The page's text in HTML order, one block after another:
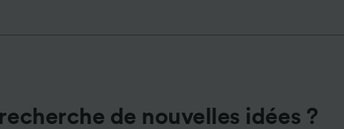
de nouvelles idées ?